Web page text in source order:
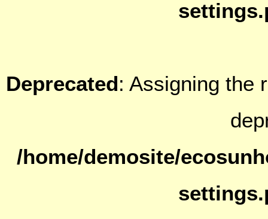
Deprecated: Assigning the
/home/demosite/